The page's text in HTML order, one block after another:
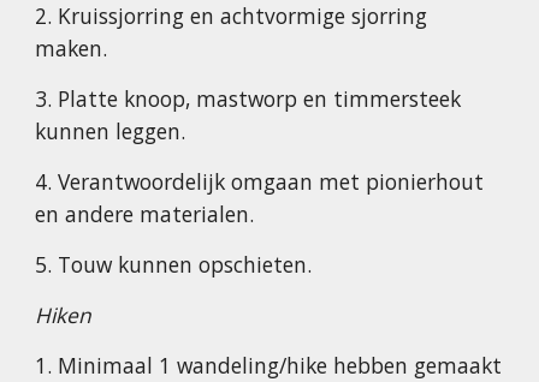
2. Kruissjorring en achtvormige sjorring
maken.
3. Platte knoop, mastworp en timmersteek
kunnen leggen.
4. Verantwoordelijk omgaan met pionierhout
en andere materialen.
5. Touw kunnen opschieten.
Hiken
1. Minimaal 1 wandeling/hike hebben gemaakt